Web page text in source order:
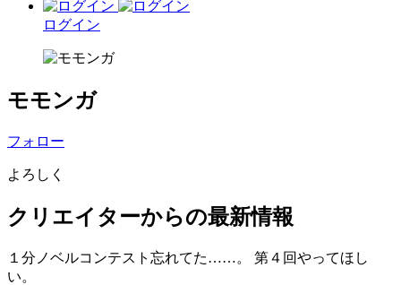
ログイン
モモンガ
フォロー
よろしく
クリエイターからの最新情報
１分ノベルコンテスト忘れてた……。 第４回やってほし
い。